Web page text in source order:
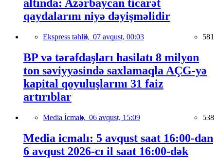
altında: Azərbaycan ticarət
qaydalarını niyə dəyişməlidir
Ekspress təhlil, 07 avqust, 00:03 581
BP və tərəfdaşları hasilatı 8 milyon
ton səviyyəsində saxlamaqla AÇG-yə
kapital qoyuluşlarını 31 faiz
artırıblar
Media İcmalı, 06 avqust, 15:09 538
Media icmalı: 5 avqust saat 16:00-dan
6 avqust 2026-cı il saat 16:00-dək